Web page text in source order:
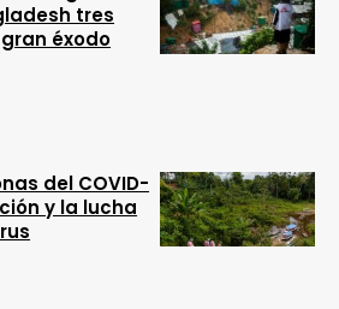
tres
éxodo
del COVID-
y la lucha